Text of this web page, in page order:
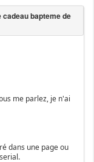
me parlez, je n'ai
dans une page ou